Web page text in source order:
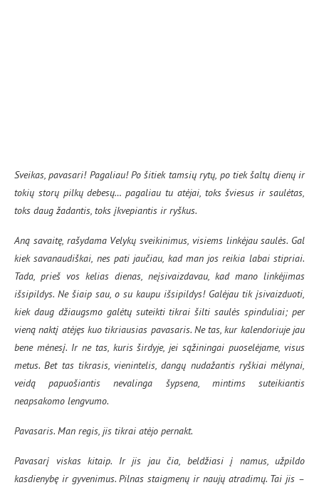
Sveikas, pavasari! Pagaliau! Po šitiek tamsių rytų, po tiek šaltų dienų ir
tokių storų pilkų debesų… pagaliau tu atėjai, toks šviesus ir saulėtas,
toks daug žadantis, toks įkvepiantis ir ryškus.
Aną savaitę, rašydama Velykų sveikinimus, visiems linkėjau saulės. Gal
kiek savanaudiškai, nes pati jaučiau, kad man jos reikia labai stipriai.
Tada, prieš vos kelias dienas, neįsivaizdavau, kad mano linkėjimas
išsipildys. Ne šiaip sau, o su kaupu išsipildys! Galėjau tik įsivaizduoti,
kiek daug džiaugsmo galėtų suteikti tikrai šilti saulės spinduliai; per
vieną naktį atėjęs kuo tikriausias pavasaris. Ne tas, kur kalendoriuje jau
bene mėnesį. Ir ne tas, kuris širdyje, jei sąžiningai puoselėjame, visus
metus. Bet tas tikrasis, vienintelis, dangų nudažantis ryškiai mėlynai,
veidą papuošiantis nevalinga šypsena, mintims suteikiantis
neapsakomo lengvumo.
Pavasaris. Man regis, jis tikrai atėjo pernakt.
Pavasarį viskas kitaip. Ir jis jau čia, beldžiasi į namus, užpildo
kasdienybę ir gyvenimus. Pilnas staigmenų ir naujų atradimų. Tai jis –